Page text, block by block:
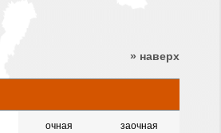
» наверх
очная заочная